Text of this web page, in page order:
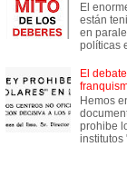
El
están
en
políticas
El
Hemos
prohibe
institutos